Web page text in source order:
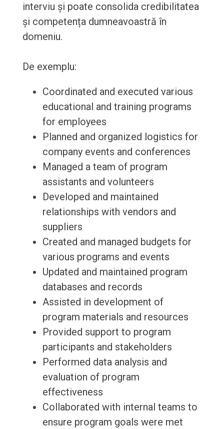
interviu și poate consolida credibilitatea
și competența dumneavoastră în
domeniu.
De exemplu:
Coordinated and executed various
educational and training programs
for employees
Planned and organized logistics for
company events and conferences
Managed a team of program
assistants and volunteers
Developed and maintained
relationships with vendors and
suppliers
Created and managed budgets for
various programs and events
Updated and maintained program
databases and records
Assisted in development of
program materials and resources
Provided support to program
participants and stakeholders
Performed data analysis and
evaluation of program
effectiveness
Collaborated with internal teams to
ensure program goals were met